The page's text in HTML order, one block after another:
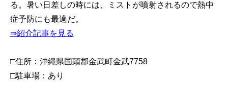
る。暑い日差しの時には、ミストが噴射されるので熱中
症予防にも最適だ。
⇒紹介記事を見る
□住所：沖縄県国頭郡金武町金武7758
□駐車場：あり